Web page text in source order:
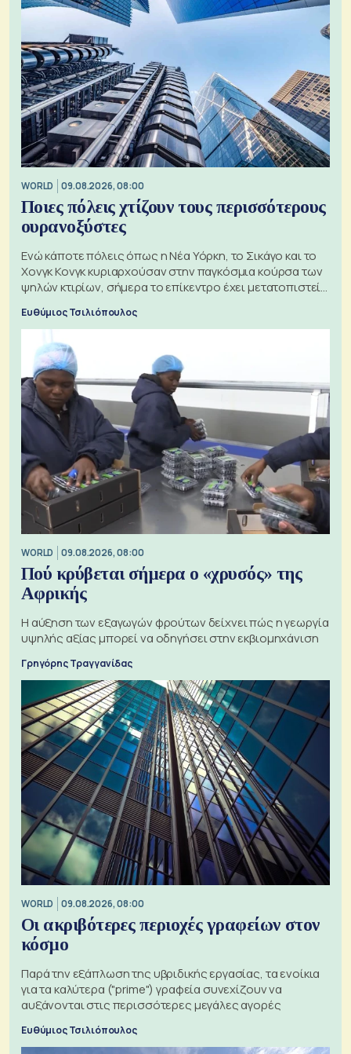
WORLD 09.08.2026, 08:00
Ποιες πόλεις χτίζουν τους περισσότερους
ουρανοξύστες
Ενώ κάποτε πόλεις όπως η Νέα Υόρκη, το Σικάγο και το
Χονγκ Κονγκ κυριαρχούσαν στην παγκόσμια κούρσα των
ψηλών κτιρίων, σήμερα το επίκεντρο έχει μετατοπιστεί
Ευθύμιος Τσιλιόπουλος
WORLD 09.08.2026, 08:00
Πού κρύβεται σήμερα ο «χρυσός» της
Αφρικής
Η αύξηση των εξαγωγών φρούτων δείχνει πώς η γεωργία
υψηλής αξίας μπορεί να οδηγήσει στην εκβιομηχάνιση
Γρηγόρης Τραγγανίδας
WORLD 09.08.2026, 08:00
Οι ακριβότερες περιοχές γραφείων στον
κόσμο
Παρά την εξάπλωση της υβριδικής εργασίας, τα ενοίκια
για τα καλύτερα ("prime") γραφεία συνεχίζουν να
αυξάνονται στις περισσότερες μεγάλες αγορές
Ευθύμιος Τσιλιόπουλος